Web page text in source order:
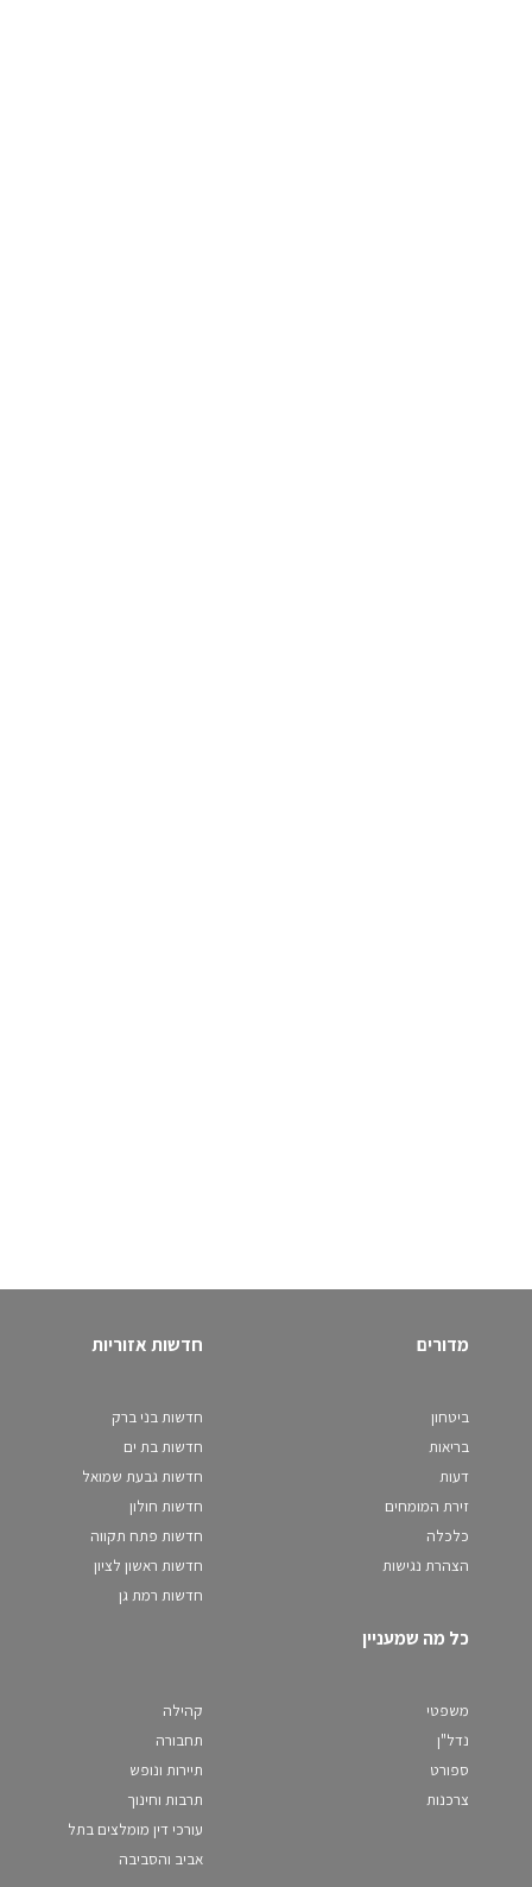
מדורים
ביטחון
בריאות
דעות
זירת המומחים
כלכלה
הצהרת נגישות
חדשות אזוריות
חדשות בני ברק
חדשות בת ים
חדשות גבעת שמואל
חדשות חולון
חדשות פתח תקווה
חדשות ראשון לציון
חדשות רמת גן
כל מה שמעניין
משפטי
נדל"ן
ספורט
צרכנות
קהילה
תחבורה
תיירות ונופש
תרבות וחינוך
עורכי דין מומלצים בתל
אביב והסביבה